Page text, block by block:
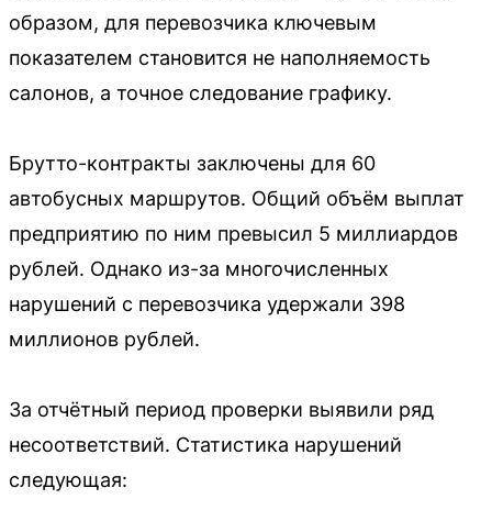
образом, для перевозчика ключевым
показателем становится не наполняемость
салонов, а точное следование графику.
Брутто-контракты заключены для 60
автобусных маршрутов. Общий объём выплат
предприятию по ним превысил 5 миллиардов
рублей. Однако из-за многочисленных
нарушений с перевозчика удержали 398
миллионов рублей.
За отчётный период проверки выявили ряд
несоответствий. Статистика нарушений
следующая: